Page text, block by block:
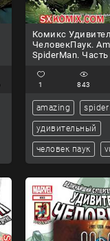
Комикс
ЧеловекПаук.
SpiderMan. Часть
1 843
amazing spider
удивительный
человек паук